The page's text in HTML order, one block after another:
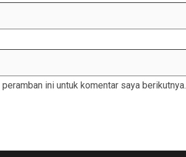
ini untuk komentar saya berikutnya.